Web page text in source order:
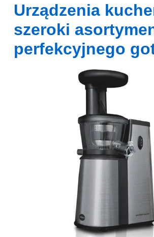
Urządzenia
szeroki
perfekcyjnego